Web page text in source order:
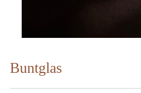
Buntglas